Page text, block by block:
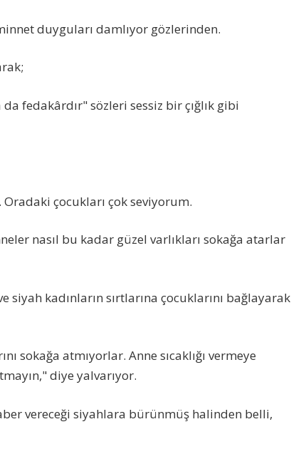
duyguları damlıyor gözlerinden.
fedakârdır" sözleri sessiz bir çığlık gibi
çocukları çok seviyorum.
nasıl bu kadar güzel varlıkları sokağa atarlar
kadınların sırtlarına çocuklarını bağlayarak
sokağa atmıyorlar. Anne sıcaklığı vermeye
diye yalvarıyor.
vereceği siyahlara bürünmüş halinden belli,